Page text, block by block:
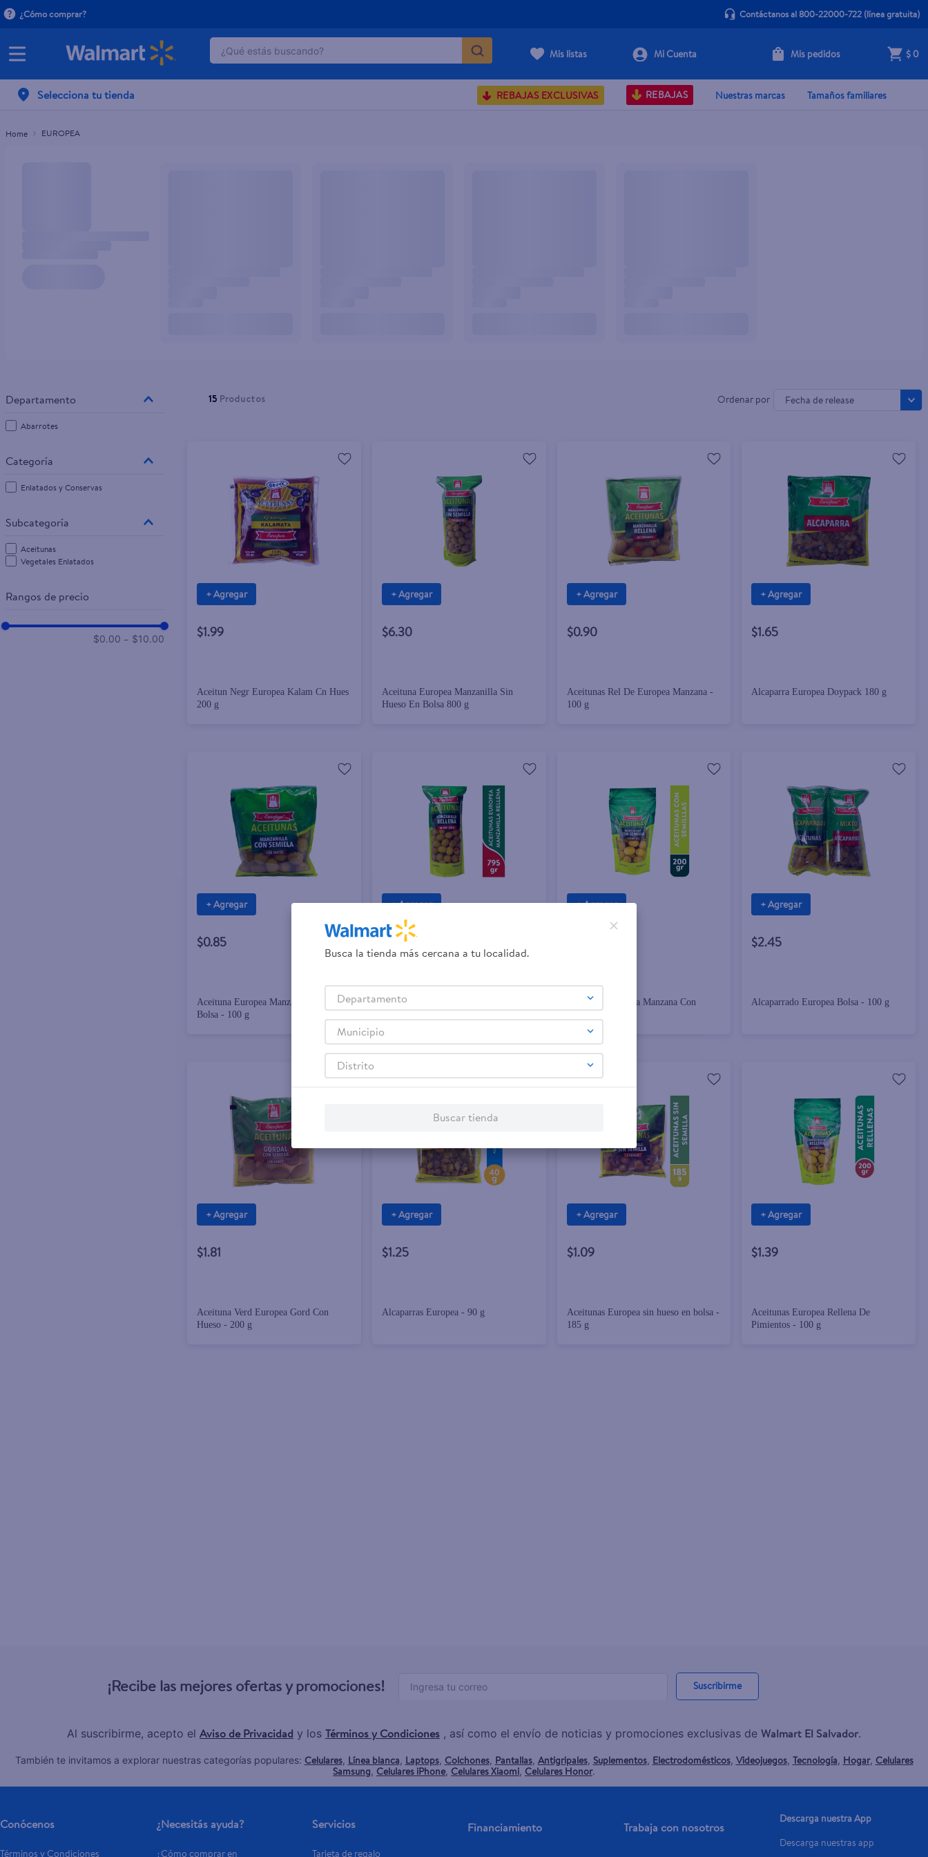
¿Cómo comprar? Contáctanos al 800-22000-722(línea gratuita)
¿Qué estás buscando?
Mis listas Mis pedidos $ 0
Selecciona tu tienda REBAJAS EXCLUSIVAS REBAJAS Nuestras marcas Tamaños familiares
EUROPEA
Abarrotes
Enlatados y Conservas
Aceitunas
Vegetales Enlatados
Rangos de precio
$0.00 – $10.00
15 Productos Fecha de release
+ Agregar
$1.99
Aceitun Negr Europea Kalam Cn Hues
200 g
+ Agregar
$6.30
Aceituna Europea Manzanilla Sin
Hueso En Bolsa 800 g
+ Agregar
$0.90
Aceitunas Rel De Europea Manzana -
100 g
+ Agregar
$1.65
Alcaparra Europea Doypack 180 g
+ Agregar
$0.85
Aceituna Europea Manzana Con Hueso
Bolsa - 100 g
+ Agregar
$6.55
Aceitunas Europea Manzanilla Rellenas
+ Agregar
Aceitunas Europea Manzana Con
+ Agregar
$2.45
Alcaparrado Europea Bolsa - 100 g
+ Agregar
$1.81
Aceituna Verd Europea Gord Con
Hueso - 200 g
+ Agregar
$1.25
Alcaparras Europea - 90 g
+ Agregar
$1.09
Aceitunas Europea sin hueso en bolsa -
185 g
+ Agregar
$1.39
Aceitunas Europea Rellena De
Pimientos - 100 g
¡Recibe las mejores ofertas y promociones! Suscribirme
Al suscribirme, acepto el Aviso de Privacidad y los Términos y Condiciones , así como el envío de noticias y promociones exclusivas de Walmart El Salvador.
También te invitamos a explorar nuestras categorías populares: Celulares, Línea blanca, Laptops, Colchones, Pantallas, Antigripales, Suplementos, Electrodomésticos, Videojuegos, Tecnología, Hogar, Celulares
Samsung, Celulares iPhone, Celulares Xiaomi, Celulares Honor.
Conócenos
Términos y Condiciones
¿Necesitás ayuda?
¿Cómo comprar en
Servicios
Tarjeta de regalo
Financiamiento Trabaja con nosotros
Descarga nuestra App
Descarga nuestras app
Busca la tienda más cercana a tu localidad.
Departamento
Municipio
Distrito
Buscar tienda
TÉRMINOS MÁS BUSCADOS